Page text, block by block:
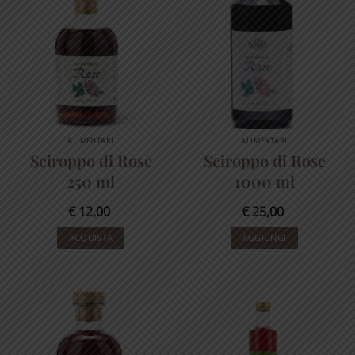
ALIMENTARI
Sciroppo di Rose
250 ml
€12,00
ACQUISTA
ALIMENTARI
Sciroppo di Rose
1000 ml
€25,00
AGGIUNGI